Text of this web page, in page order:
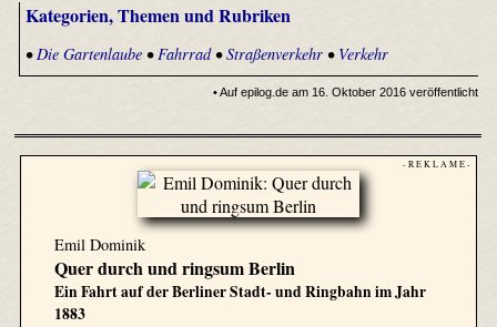
Kategorien, Themen und Rubriken
•Die Gartenlaube•Fahrrad•Straßenverkehr• Verkehr
• Auf epilog.de am 16. Oktober 2016 veröffentlicht
- R E K L A M E -
Emil Dominik
Quer durch und ringsum Berlin
Ein Fahrt auf der Berliner Stadt- und Ringbahn im Jahr
1883